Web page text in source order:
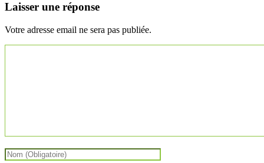
Laisser une réponse
Votre adresse email ne sera pas publiée.